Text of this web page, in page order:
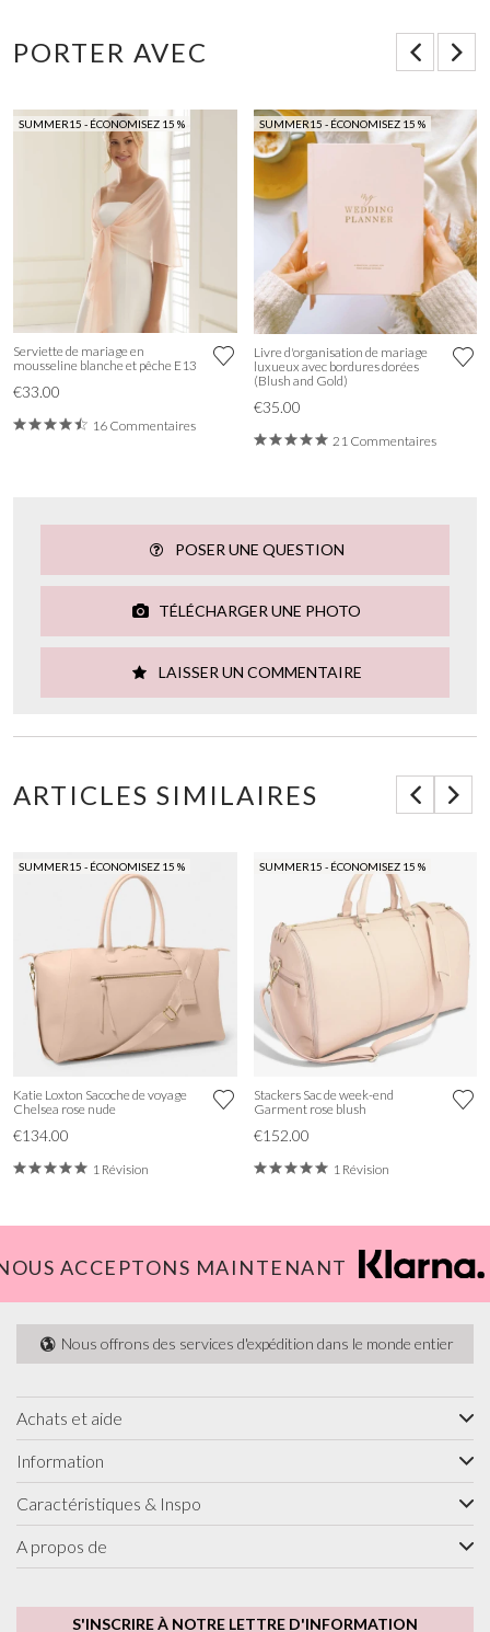
PORTER AVEC
SUMMER15 - ÉCONOMISEZ 15 %
Serviette de mariage en
mousseline blanche et pêche E13
€33.00
16 Commentaires
SUMMER15 - ÉCONOMISEZ 15 %
Livre d'organisation de mariage
luxueux avec bordures dorées
(Blush and Gold)
€35.00
21 Commentaires
POSER UNE QUESTION
TÉLÉCHARGER UNE PHOTO
LAISSER UN COMMENTAIRE
ARTICLES SIMILAIRES
SUMMER15 - ÉCONOMISEZ 15 %
Katie Loxton Sacoche de voyage
Chelsea rose nude
€134.00
1 Révision
SUMMER15 - ÉCONOMISEZ 15 %
Stackers Sac de week-end
Garment rose blush
€152.00
1 Révision
ACCEPTONS MAINTENANT
Nous offrons des services d'expédition dans le monde entier
Achats et aide
Information
Caractéristiques & Inspo
A propos de
S'INSCRIRE À NOTRE LETTRE D'INFORMATION